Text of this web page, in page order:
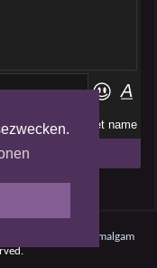
Amalgam